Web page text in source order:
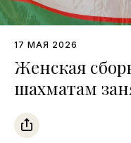
17 МАЯ 2026
Женская
шахматам
чемпионате
государств